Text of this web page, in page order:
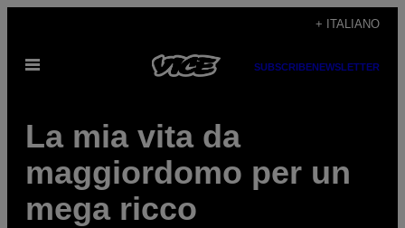
contenuto
+ ITALIANO
Apri
SUBSCRIBENEWSLETTER
La mia vita da
maggiordomo per un
mega ricco